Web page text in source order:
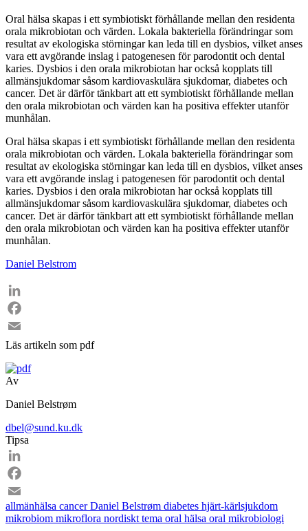
Oral hälsa skapas i ett symbiotiskt förhållande mellan den residenta
orala mikrobiotan och värden. Lokala bakteriella förändringar som
resultat av ekologiska störningar kan leda till en dysbios, vilket anses
vara ett avgörande inslag i patogenesen för parodontit och dental
karies. Dysbios i den orala mikrobiotan har också kopplats till
allmänsjukdomar såsom kardiovaskulära sjukdomar, diabetes och
cancer. Det är därför tänkbart att ett symbiotiskt förhållande mellan
den orala mikrobiotan och värden kan ha positiva effekter utanför
munhålan.
Oral hälsa skapas i ett symbiotiskt förhållande mellan den residenta
orala mikrobiotan och värden. Lokala bakteriella förändringar som
resultat av ekologiska störningar kan leda till en dysbios, vilket anses
vara ett avgörande inslag i patogenesen för parodontit och dental
karies. Dysbios i den orala mikrobiotan har också kopplats till
allmänsjukdomar såsom kardiovaskulära sjukdomar, diabetes och
cancer. Det är därför tänkbart att ett symbiotiskt förhållande mellan
den orala mikrobiotan och värden kan ha positiva effekter utanför
munhålan.
Daniel Belstrom
LinkedIn
Facebook
Email
Läs artikeln som pdf
Av
Daniel Belstrøm
dbel@sund.ku.dk
Tipsa
LinkedIn
Facebook
Email
allmänhälsa cancerDaniel Belstrøm diabetes hjärt-kärlsjukdom
mikrobiom mikroflora nordiskt tema oral hälsa oral mikrobiologi